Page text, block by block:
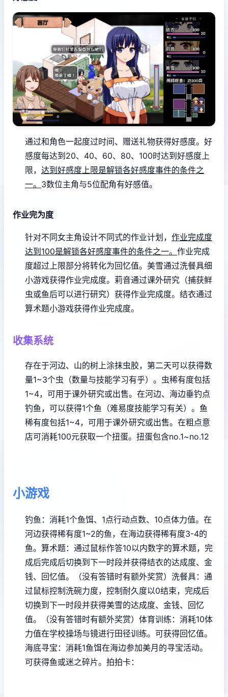
通过和角色一起度过时间、赠送礼物获得好感度。 好
感度每达到20、40、60、80、100时达到好感度上
限， 达到好感度上限是解锁各好感度事件的条件之
一。 3数位主角与5位配角有好感值。
作业完为度
针对不同女主角设计不同式的作业计划， 作业完成度
达到100是解锁各好感度事件的条件之一。 作业完成
度超过上限部分将转化为回忆值。 美雪通过洗餐具细
小游戏获得作业完成度。 莉音通过课外研究（捕获鲜
虫或鱼后可以进行研究）获得作业完成度。 结衣通过
算术题小游戏获得作业完成度。
收集系统
存在于河边、山的树上涂抹虫胶，第二天可以获得数
量1~3个虫（数量与技能学习有乎）。虫稀有度包括
1~4，可用于课外研究或出售。 在河边、海边垂钓点
钓鱼，可以获得1个鱼（难易度技能学习有关）。鱼
稀有度包括1~4，可用于课外研究或出售。 在粗点意
店可消耗100元获取一个扭蛋。扭蛋包含no.1~no.12
小游戏
钓鱼：消耗1个鱼饵、1点行动点数、10点体力值。在
河边获得稀有度1~2的鱼，在海边获得稀有度3-4的
鱼。 算术题：通过鼠标作答10以内数字的算术题，完
成后完成后切换到下一时段并获得结衣的达成度、金
钱、回忆值。（没有答错时有额外奖赏） 洗餐具：通
过鼠标控制洗碗力度，控制耐久度以0结束，完成后
切换到下一时段并获得美雪的达成度、金钱、回忆
值。（没有答错时有额外奖赏） 体育训练：消耗10体
力值在学校操场与镜进行田径训练。可获得回忆值。
海底寻宝：消耗1鱼饵在海边参加美月的寻宝活动。
可获得鱼或迷之碎片。 拍拍卡：